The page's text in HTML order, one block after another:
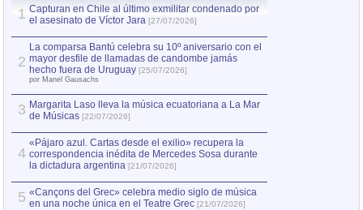
1 Capturan en Chile al último exmilitar condenado por
el asesinato de Víctor Jara [27/07/2026]
2
La comparsa Bantú celebra su 10º aniversario con el
mayor desfile de llamadas de candombe jamás
hecho fuera de Uruguay [25/07/2026]
por Manel Gausachs
3 Margarita Laso lleva la música ecuatoriana a La Mar
de Músicas [22/07/2026]
4
«Pájaro azul. Cartas desde el exilio» recupera la
correspondencia inédita de Mercedes Sosa durante
la dictadura argentina [21/07/2026]
5 «Cançons del Grec» celebra medio siglo de música
en una noche única en el Teatre Grec [21/07/2026]